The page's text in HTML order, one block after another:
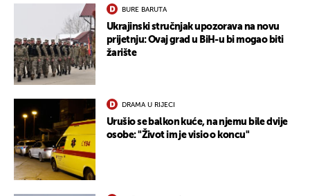
BURE BARUTA
Ukrajinski stručnjak upozorava na novu
prijetnju: Ovaj grad u BiH-u bi mogao biti
žarište
DRAMA U RIJECI
Urušio se balkon kuće, na njemu bile dvije
osobe: "Život im je visio o koncu"